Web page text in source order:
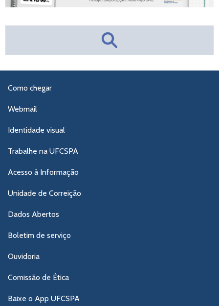
Como chegar
Webmail
Identidade visual
Trabalhe na UFCSPA
Acesso à Informação
Unidade de Correição
Dados Abertos
Boletim de serviço
Ouvidoria
Comissão de Ética
Baixe o App UFCSPA